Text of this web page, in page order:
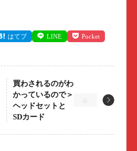
はてブ LINE Pocket
買わされるのがわ
かっているので＞
ヘッドセットと
SDカード